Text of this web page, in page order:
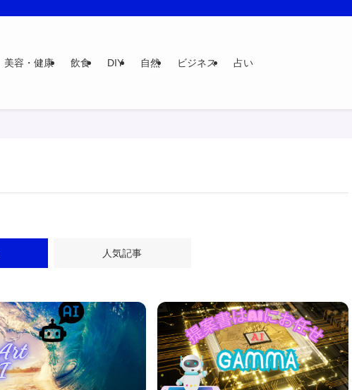
美容・健康 飲食 DIY 自然 ビジネス 占い
人気記事